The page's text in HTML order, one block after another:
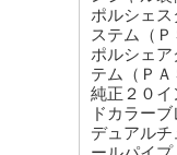
ポルシェ
ステム（Ｐ
ポルシェ
テム（ＰＡ
純正２０イ
ドカラー
デュアル